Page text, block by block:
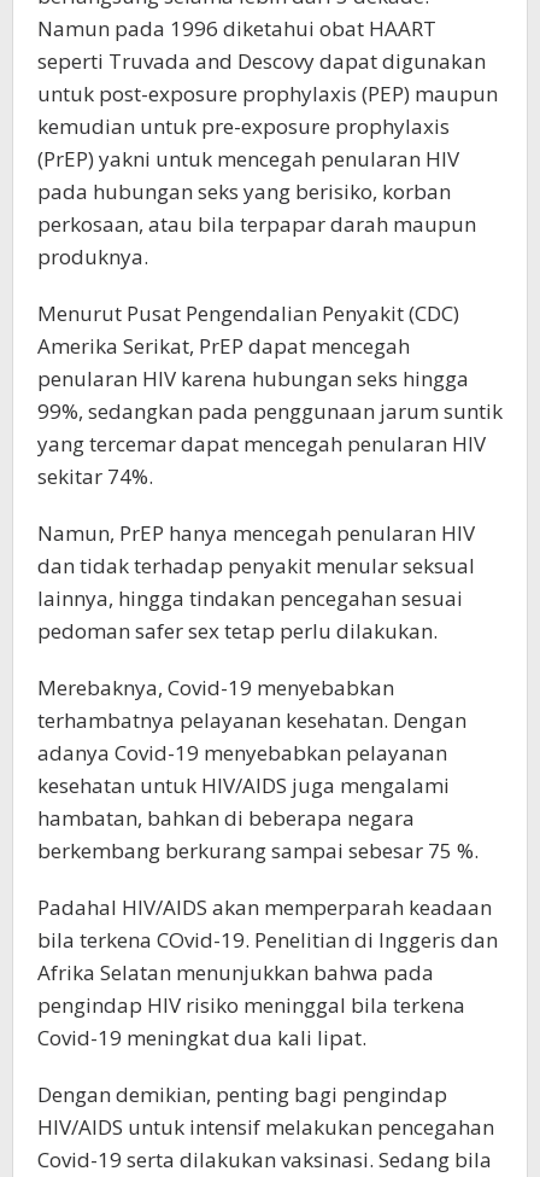
Namun pada 1996 diketahui obat HAART
seperti Truvada and Descovy dapat digunakan
untuk post-exposure prophylaxis (PEP) maupun
kemudian untuk pre-exposure prophylaxis
(PrEP) yakni untuk mencegah penularan HIV
pada hubungan seks yang berisiko, korban
perkosaan, atau bila terpapar darah maupun
produknya.
Menurut Pusat Pengendalian Penyakit (CDC)
Amerika Serikat, PrEP dapat mencegah
penularan HIV karena hubungan seks hingga
99%, sedangkan pada penggunaan jarum suntik
yang tercemar dapat mencegah penularan HIV
sekitar 74%.
Namun, PrEP hanya mencegah penularan HIV
dan tidak terhadap penyakit menular seksual
lainnya, hingga tindakan pencegahan sesuai
pedoman safer sex tetap perlu dilakukan.
Merebaknya, Covid-19 menyebabkan
terhambatnya pelayanan kesehatan. Dengan
adanya Covid-19 menyebabkan pelayanan
kesehatan untuk HIV/AIDS juga mengalami
hambatan, bahkan di beberapa negara
berkembang berkurang sampai sebesar 75 %.
Padahal HIV/AIDS akan memperparah keadaan
bila terkena COvid-19. Penelitian di Inggeris dan
Afrika Selatan menunjukkan bahwa pada
pengindap HIV risiko meninggal bila terkena
Covid-19 meningkat dua kali lipat.
Dengan demikian, penting bagi pengindap
HIV/AIDS untuk intensif melakukan pencegahan
Covid-19 serta dilakukan vaksinasi. Sedang bila